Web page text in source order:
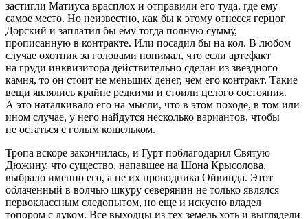
застигли Матиуса врасплох и отправили его туда, где ему
самое место. Но неизвестно, как бы к этому отнесся герцог
Дорский и заплатил бы ему тогда полную сумму,
прописанную в контракте. Или посадил бы на кол. В любом
случае охотник за головами понимал, что если артефакт
на груди инквизитора действительно сделан из звездного
камня, то он стоит не меньших денег, чем его контракт. Такие
вещи являлись крайне редкими и стоили целого состояния.
А это наталкивало его на мысли, что в этом походе, в том или
ином случае, у него найдутся несколько вариантов, чтобы
не остаться с голым кошельком.
Тропа вскоре закончилась, и Гурт поблагодарил Святую
Дюжину, что существо, напавшее на Шона Крысолова,
выбрало именно его, а не их проводника Ойвинда. Этот
облаченный в волчью шкуру северянин не только являлся
первоклассным следопытом, но еще и искусно владел
топором с луком. Все выходцы из тех земель хоть и выглядели